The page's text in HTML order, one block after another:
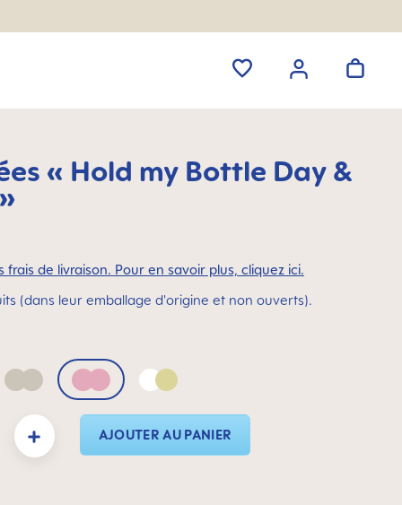
« Hold my Bottle Day &
frais de livraison. Pour en savoir plus, cliquez ici.
(dans leur emballage d'origine et non ouverts).
Neutral Pink White & Luminous
: Entrez la quantité souhaitée ou utilisez les boutons pour augmenter ou
AJOUTER AU PANIER